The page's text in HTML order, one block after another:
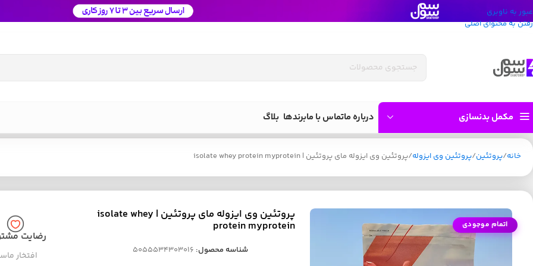
عبور به ناوبری
رفتن به محتوای اصلی
مکمل بدنسازی درباره ماتماس با مابرندها بلاگ
خانه پروتئین پروتئین وی ایزوله پروتئین وی ایزوله مای پروتئین | isolate whey protein myprotein
اتمام موجودی
پروتئین وی ایزوله مای پروتئین | isolate whey
protein myprotein
شناسه محصول: 5055534303016
رضایت
افتخار